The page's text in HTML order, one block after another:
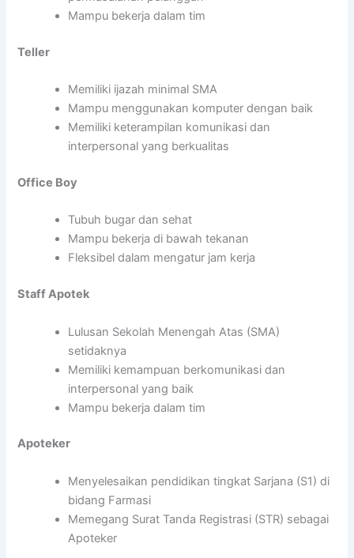
Mampu bekerja dalam tim
Teller
Memiliki ijazah minimal SMA
Mampu menggunakan komputer dengan baik
Memiliki keterampilan komunikasi dan
interpersonal yang berkualitas
Office Boy
Tubuh bugar dan sehat
Mampu bekerja di bawah tekanan
Fleksibel dalam mengatur jam kerja
Staff Apotek
Lulusan Sekolah Menengah Atas (SMA)
setidaknya
Memiliki kemampuan berkomunikasi dan
interpersonal yang baik
Mampu bekerja dalam tim
Apoteker
Menyelesaikan pendidikan tingkat Sarjana (S1) di
bidang Farmasi
Memegang Surat Tanda Registrasi (STR) sebagai
Apoteker